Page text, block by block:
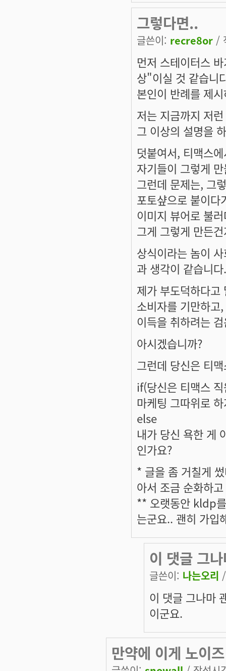
그렇다면..
글쓴이: recre8or /
먼저 스테이터스
상"이실 것 같습니
본인이 반례를 제
저는 지금까지 저
그 이상의 설명을
덧붙여서, 티맥스
자기들이 그렇게
그런데 문제는, 그
포토샾으로 붙이다
이미지 뷰어로 불
그게 그렇게 만든
상식이라는 놈이
과 생각이 같습니다.
제가 부도덕하다고
소비자를 기만하
이득을 취하려는
아시겠습니까?
그런데 당신은 티
if(당신은 티맥스
마케팅 그따위로
else
내가 당신 욕한 게
인가요?
* 글을 좀 거칠게
아서 조금 순화하
** 오랫동안 kldp
는군요.. 괜히 가입
이 댓글 그
글쓴이: 나는오리
이 댓글 그나마
이군요.
만약에 이게 노이즈